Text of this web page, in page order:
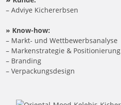
– Adviye Kichererbsen
» Know-how:
– Markt- und Wettbewerbsanalyse
– Markenstrategie & Positionierung
– Branding
– Verpackungsdesign